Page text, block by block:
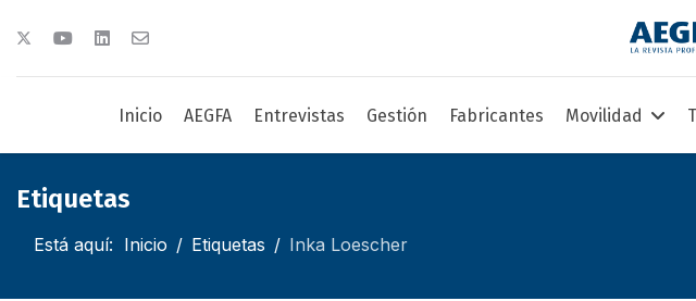
Inicio AEGFA Entrevistas Gestión Fabricantes Movilidad
Etiquetas
Está aquí: Inicio Etiquetas Inka Loescher